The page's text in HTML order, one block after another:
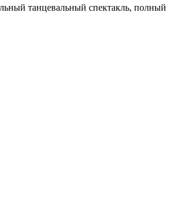
танцевальный спектакль, полный